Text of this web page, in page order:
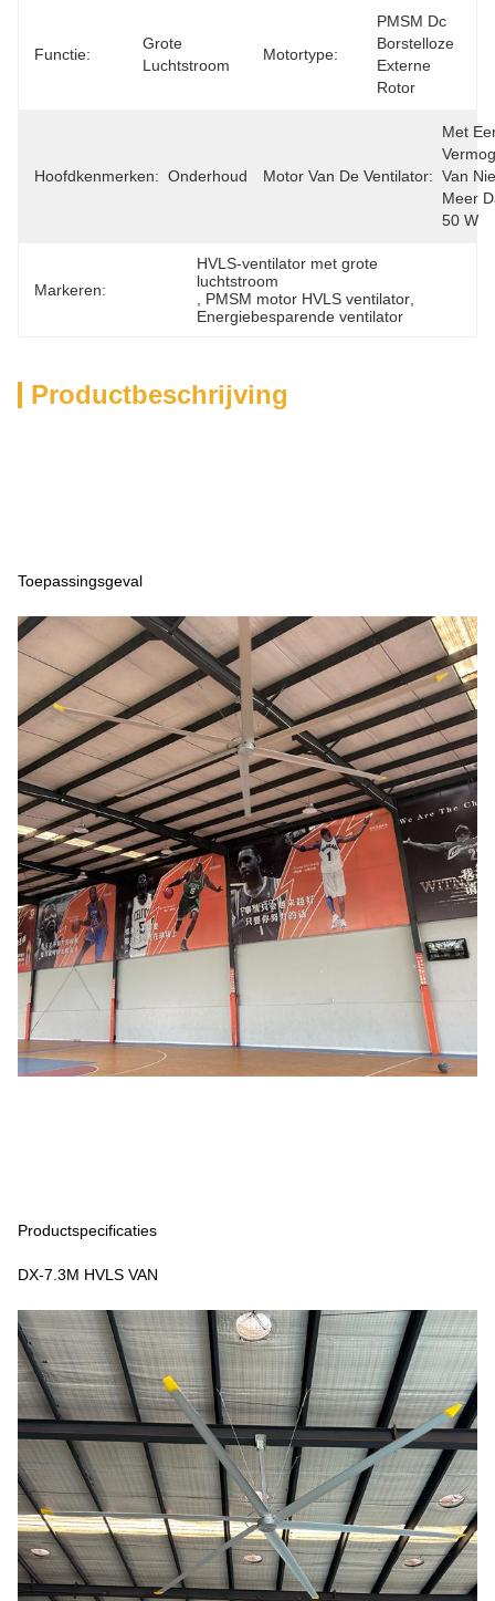
Functie:
Grote
Luchtstroom
Motortype:
PMSM Dc
Borstelloze
Externe
Rotor
Hoofdkenmerken: OnderhoudsvrijMotor Van De Ventilator:
Met
Van
Meer
50 W
Markeren:
HVLS-ventilator met grote
luchtstroom
PMSM motor HVLS ventilator
Energiebesparende ventilator
Productbeschrijving
Toepassingsgeval
Productspecificaties
DX-7.3M HVLS VAN